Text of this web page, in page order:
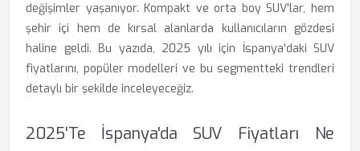
değişimler yaşanıyor. Kompakt ve orta boy SUV'lar, hem
şehir içi hem de kırsal alanlarda kullanıcıların gözdesi
haline geldi. Bu yazıda, 2025 yılı için İspanya'daki SUV
fiyatlarını, popüler modelleri ve bu segmentteki trendleri
detaylı bir şekilde inceleyeceğiz.
2025'te İspanya'da SUV Fiyatları Ne